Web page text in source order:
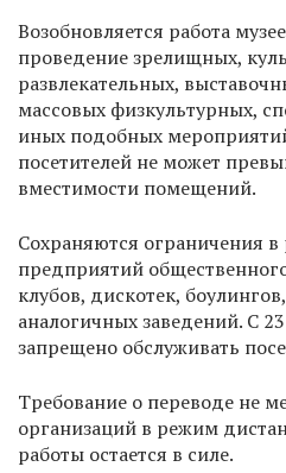
Возобновляется работа
проведение зрелищных,
развлекательных,
массовых физкультурных,
иных подобных
посетителей не может
вместимости помещений.
Сохраняются ограничения
предприятий
клубов, дискотек,
аналогичных заведений. С
запрещено обслуживать
Требование о переводе не
организаций в режим
работы остается в силе.